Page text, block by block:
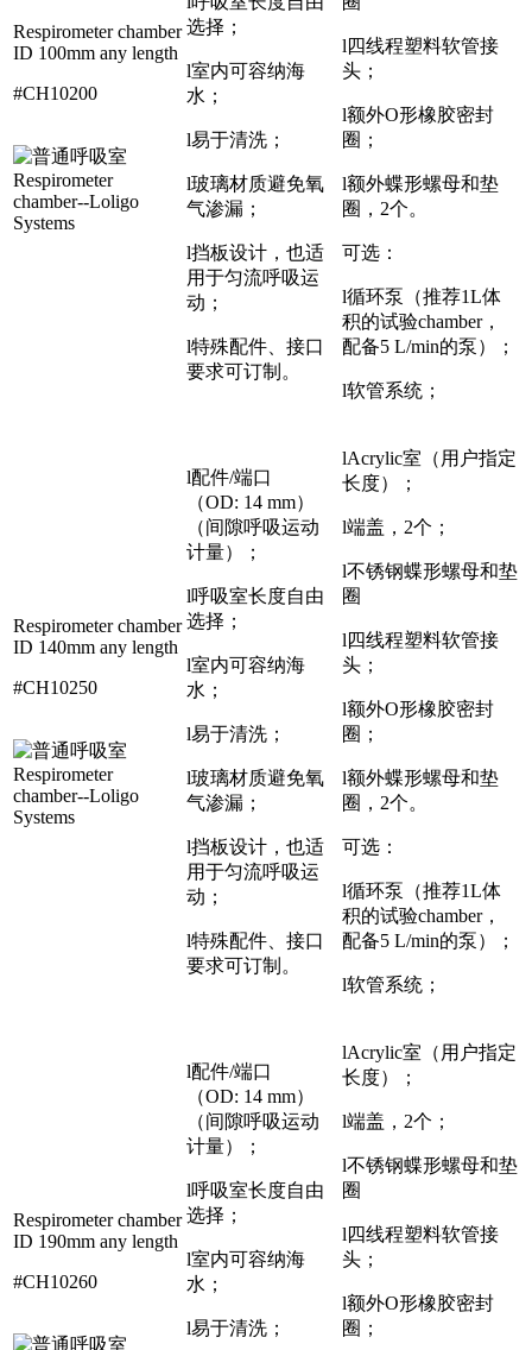
Respirometer chamber
ID 100mm any length
#CH10200
选择；
l室内可容纳海
水；
l易于清洗；
l玻璃材质避免氧
气渗漏；
l挡板设计，也适
用于匀流呼吸运
动；
l特殊配件、接口
要求可订制。
l四线程塑料软管接
头；
l额外O形橡胶密封
圈；
l额外蝶形螺母和垫
圈，2个。
可选：
l循环泵（推荐1L体
积的试验chamber，
配备5 L/min的泵）；
l软管系统；
Respirometer chamber
ID 140mm any length
#CH10250
l配件/端口
（OD: 14 mm）
（间隙呼吸运动
计量）；
l呼吸室长度自由
选择；
l室内可容纳海
水；
l易于清洗；
l玻璃材质避免氧
气渗漏；
l挡板设计，也适
用于匀流呼吸运
动；
l特殊配件、接口
要求可订制。
lAcrylic室（用户指定
长度）；
l端盖，2个；
l不锈钢蝶形螺母和垫
圈
l四线程塑料软管接
头；
l额外O形橡胶密封
圈；
l额外蝶形螺母和垫
圈，2个。
可选：
l循环泵（推荐1L体
积的试验chamber，
配备5 L/min的泵）；
l软管系统；
Respirometer chamber
ID 190mm any length
#CH10260
l配件/端口
（OD: 14 mm）
（间隙呼吸运动
计量）；
l呼吸室长度自由
选择；
l室内可容纳海
水；
l易于清洗；
lAcrylic室（用户指定
长度）；
l端盖，2个；
l不锈钢蝶形螺母和垫
圈
l四线程塑料软管接
头；
l额外O形橡胶密封
圈；